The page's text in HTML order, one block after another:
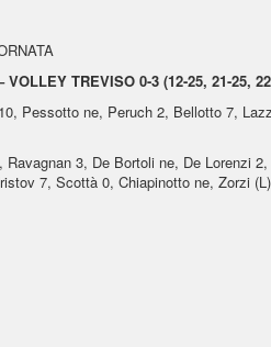
VOLLEY TREVISO 0-3 (12-25, 21-25,
Pessotto ne, Peruch 2, Bellotto 7,
3, De Bortoli ne, De Lorenzi
7, Scottà 0, Chiapinotto ne, Zorzi